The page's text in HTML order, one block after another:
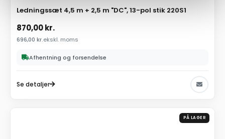
Ledningssæt 4,5 m + 2,5 m "DC", 13-pol stik 220S1
870,00kr.
696,00 kr.ekskl. moms
Afhentning og forsendelse
Se detaljer
PÅ LAGER